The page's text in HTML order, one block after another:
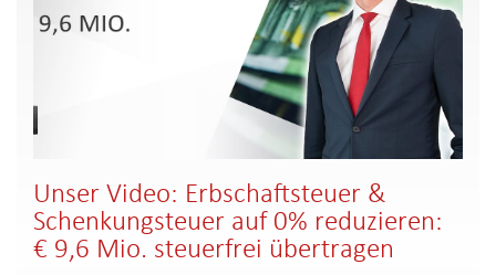
Unser Video: Erbschaftsteuer &
Schenkungsteuer auf 0% reduzieren:
€ 9,6 Mio. steuerfrei übertragen